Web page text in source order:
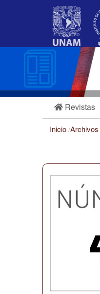
Barra
Revistas
Inicio/Archivos